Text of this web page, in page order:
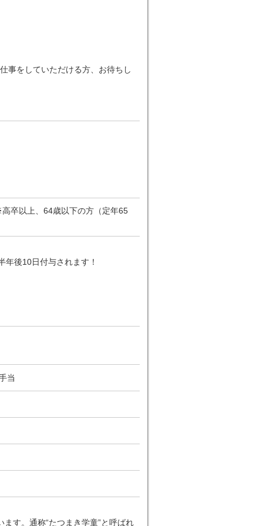
事をしていただける方、お待ちし
卒以上、64歳以下の方（定年65
後10日付与されます！
当
す。通称“たつまき学童”と呼ばれ